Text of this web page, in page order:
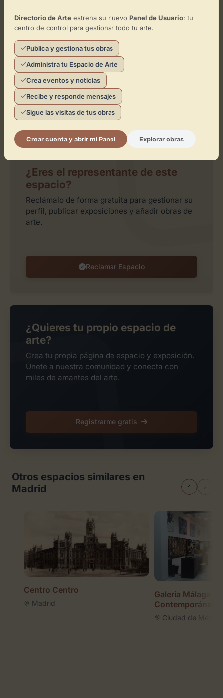
Leaflet | ©OpenStreetMapcontributors
Toca el mapa para interactuar
Activar Mapa
¿Eres el representante de este
espacio?
Reclámalo de forma gratuita para gestionar su
perfil, publicar exposiciones y añadir obras de
arte.
Reclamar Espacio
¿Quieres tu propio espacio de
arte?
Crea tu propia página de espacio y exposición.
Únete a nuestra comunidad y conecta con
miles de amantes del arte.
Registrarme gratis
Otros espacios similares en
Madrid
Centro Centro
Madrid
Galería Málaga
Contemporáneo
Ciudad de México
Directorio de Arteestrena su nuevo Panel de Usuario: tu
centro de control para gestionar todo tu arte.
Publica y gestiona tus obras
Administra tu Espacio de Arte
Crea eventos y noticias
Recibe y responde mensajes
Sigue las visitas de tus obras
Crear cuenta y abrir mi Panel Explorar obras